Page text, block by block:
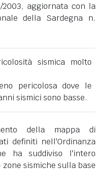
2003, aggiornata con la
della Sardegna n.
sismica molto
pericolosa dove le
sismici sono basse.
della mappa di
definiti nell'Ordinanza
ha suddiviso l'intero
sismiche sulla base